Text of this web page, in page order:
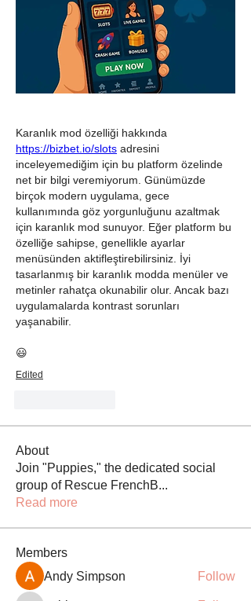
https://bizbet.io/slots adresini
inceleyemediğim için bu platform özelinde
net bir bilgi veremiyorum. Günümüzde
birçok modern uygulama, gece
kullanımında göz yorgunluğunu azaltmak
için karanlık mod sunuyor. Eğer platform bu
özelliğe sahipse, genellikle ayarlar
menüsünden aktifleştirebilirsiniz. İyi
tasarlanmış bir karanlık modda menüler ve
metinler rahatça okunabilir olur. Ancak bazı
uygulamalarda kontrast sorunları
yaşanabilir.
😃
Edited
About
Join "Puppies," the dedicated social
group of Rescue FrenchB...
Read more
Members
Andy Simpson
Follow